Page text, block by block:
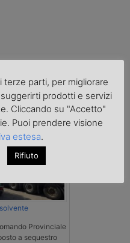
Provinciale
a sequestro
terze parti, per migliorare
prodotti e servizi
Cliccando su "Accetto"
Puoi prendere visione
estesa.
Rifiuto